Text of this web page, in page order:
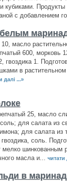
кубиками.
с добавлением
масло
600, морковь
гвоздика 1.
в
далі ...»
25, масло
для салата из
для салата из
гвоздика, соль.
шинкованным
масла и...
читати
в